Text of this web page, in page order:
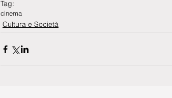
Tag:
cinema
Cultura e Società